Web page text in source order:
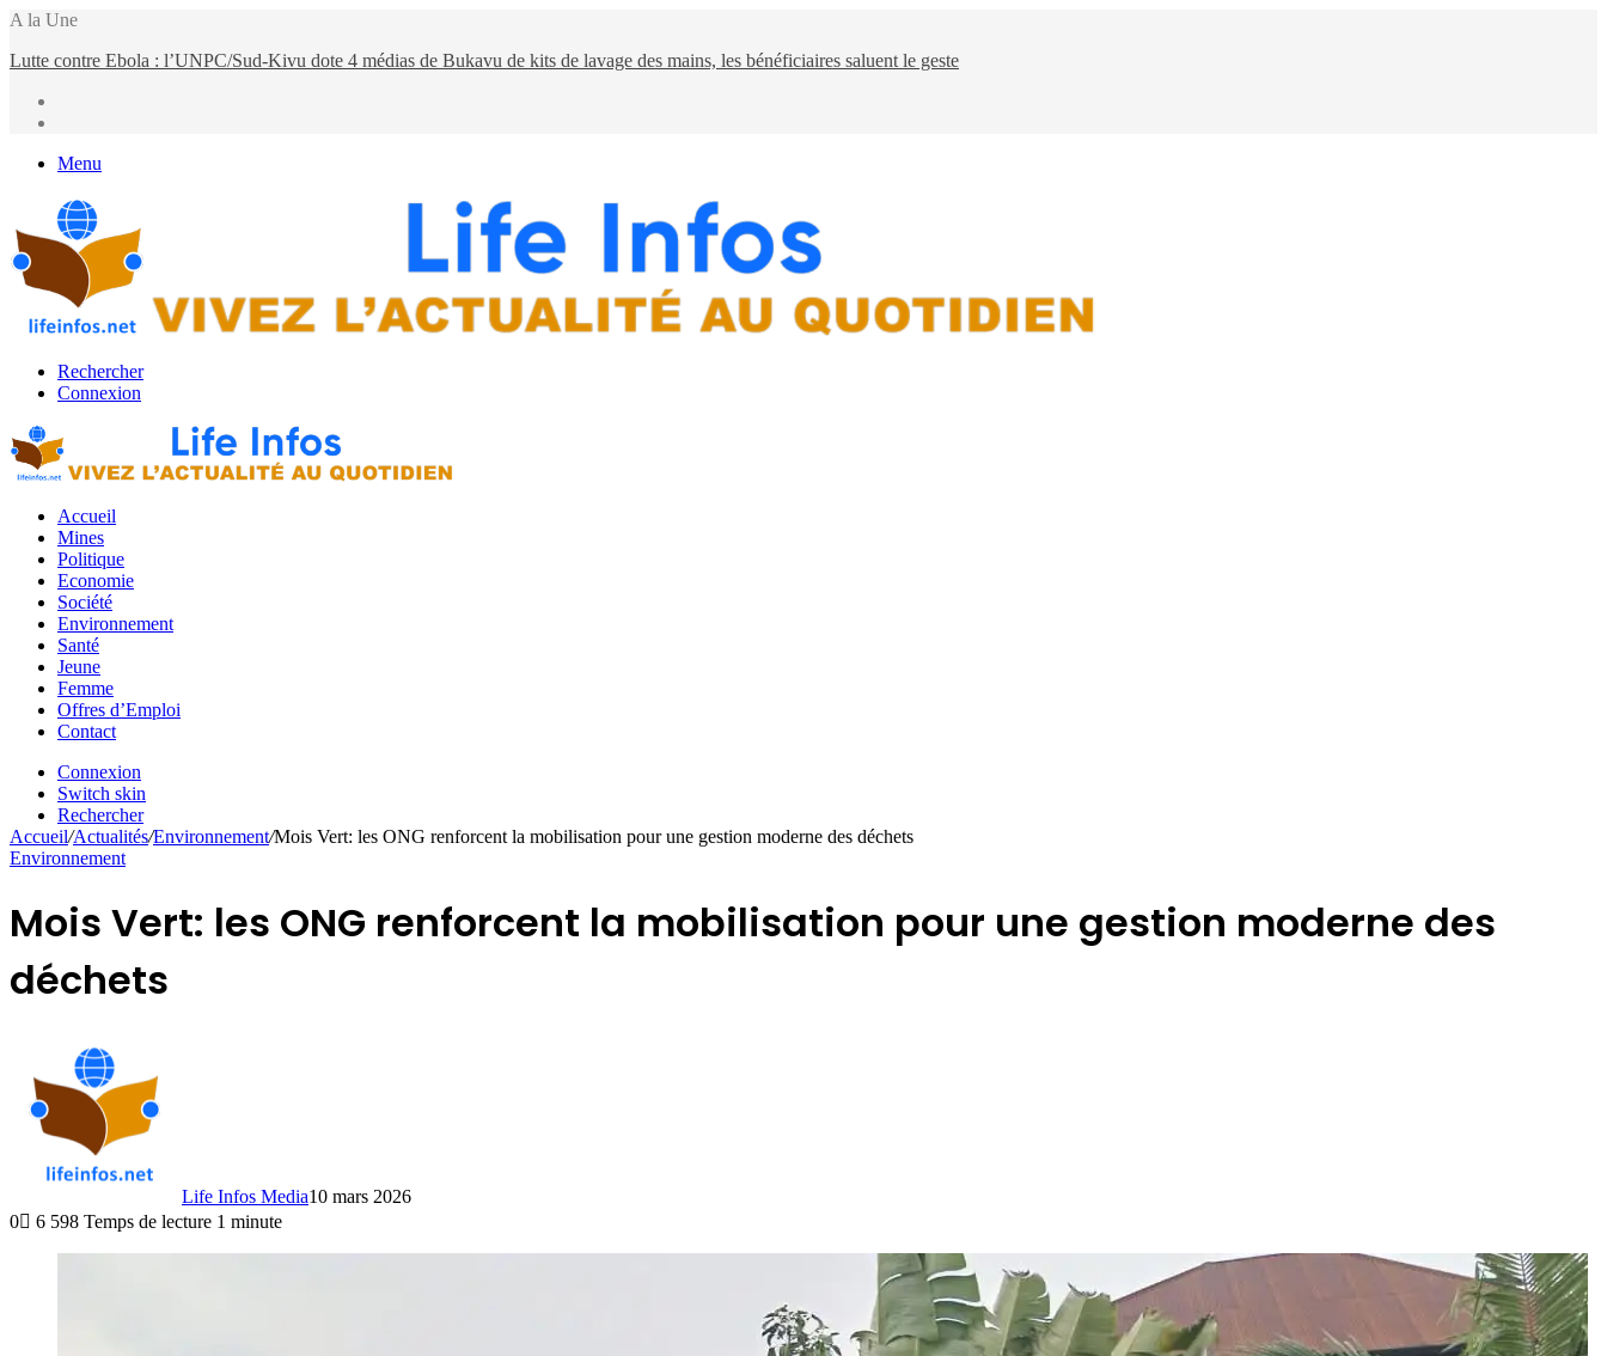
A la Une
Moria FM, UNPC et Coopération Suisse unis pour stopper Ebola à Bukavu
Menu
Rechercher
Connexion
Accueil
Mines
Politique
Economie
Société
Environnement
Santé
Jeune
Femme
Offres d’Emploi
Contact
Connexion
Switch skin
Rechercher
Accueil/Actualités/Environnement/Mois Vert: les ONG renforcent la mobilisation pour une gestion moderne des déchets
Environnement
Mois Vert: les ONG renforcent la mobilisation pour une gestion moderne des
déchets
Life Infos Media10 mars 2026
0
6 598 Temps de lecture 1 minute